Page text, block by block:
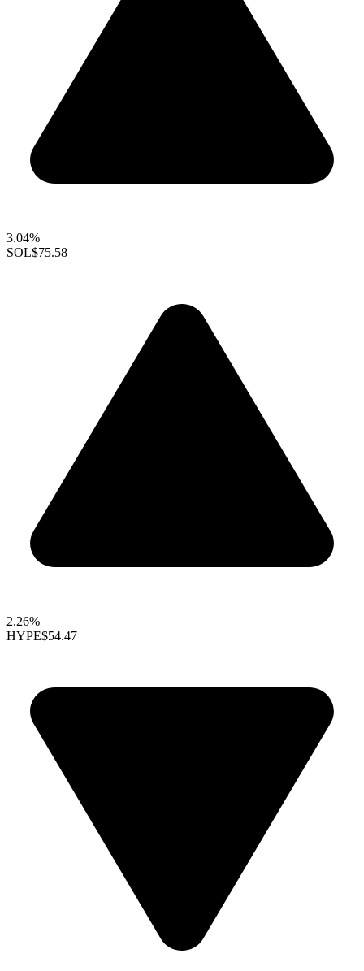
3.04%
SOL$75.58
2.26%
HYPE$54.47